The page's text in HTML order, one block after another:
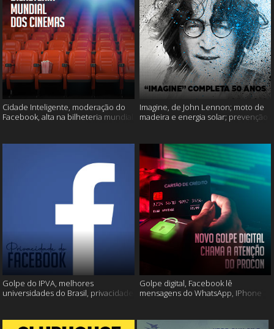
Cidade Inteligente, moderação do
Facebook, alta na bilheteria mundial
Imagine, de John Lennon; moto de
madeira e energia solar; prevenção
Golpe do IPVA, melhores
universidades do Brasil, privacidade
Golpe digital, Facebook lê
mensagens do WhatsApp, IPhone